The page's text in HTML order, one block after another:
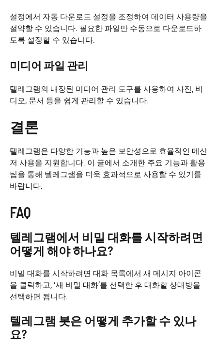
설정에서 자동 다운로드 설정을 조정하여 데이터 사용량을
절약할 수 있습니다. 필요한 파일만 수동으로 다운로드하
도록 설정할 수 있습니다.
미디어 파일 관리
텔레그램의 내장된 미디어 관리 도구를 사용하여 사진, 비
디오, 문서 등을 쉽게 관리할 수 있습니다.
결론
텔레그램은 다양한 기능과 높은 보안성으로 효율적인 메신
저 사용을 지원합니다. 이 글에서 소개한 주요 기능과 활용
팁을 통해 텔레그램을 더욱 효과적으로 사용할 수 있기를
바랍니다.
FAQ
텔레그램에서 비밀 대화를 시작하려면
어떻게 해야 하나요?
비밀 대화를 시작하려면 대화 목록에서 새 메시지 아이콘
을 클릭하고, ‘새 비밀 대화’를 선택한 후 대화할 상대방을
선택하면 됩니다.
텔레그램 봇은 어떻게 추가할 수 있나
요?